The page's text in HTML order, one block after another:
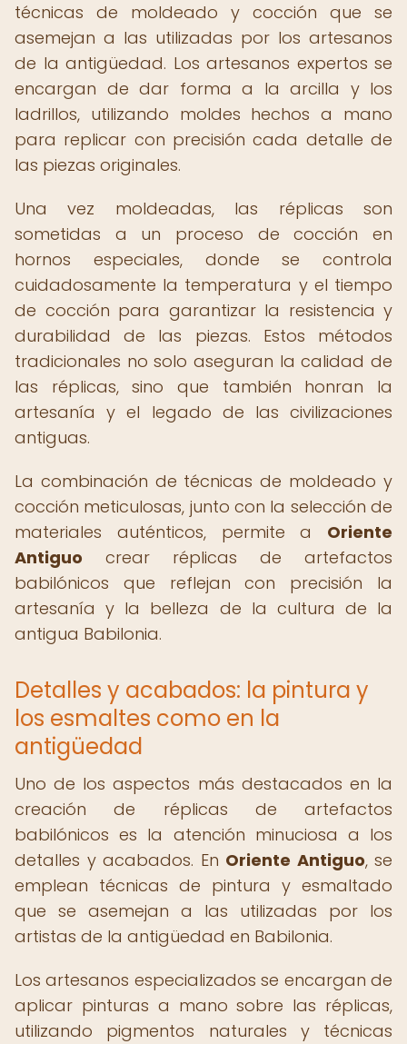
técnicas de moldeado y cocción que se
asemejan a las utilizadas por los artesanos
de la antigüedad. Los artesanos expertos se
encargan de dar forma a la arcilla y los
ladrillos, utilizando moldes hechos a mano
para replicar con precisión cada detalle de
las piezas originales.
Una vez moldeadas, las réplicas son
sometidas a un proceso de cocción en
hornos especiales, donde se controla
cuidadosamente la temperatura y el tiempo
de cocción para garantizar la resistencia y
durabilidad de las piezas. Estos métodos
tradicionales no solo aseguran la calidad de
las réplicas, sino que también honran la
artesanía y el legado de las civilizaciones
antiguas.
La combinación de técnicas de moldeado y
cocción meticulosas, junto con la selección de
materiales auténticos, permite a Oriente
Antiguo crear réplicas de artefactos
babilónicos que reflejan con precisión la
artesanía y la belleza de la cultura de la
antigua Babilonia.
Detalles y acabados: la pintura y
los esmaltes como en la
antigüedad
Uno de los aspectos más destacados en la
creación de réplicas de artefactos
babilónicos es la atención minuciosa a los
detalles y acabados. En Oriente Antiguo, se
emplean técnicas de pintura y esmaltado
que se asemejan a las utilizadas por los
artistas de la antigüedad en Babilonia.
Los artesanos especializados se encargan de
aplicar pinturas a mano sobre las réplicas,
utilizando pigmentos naturales y técnicas